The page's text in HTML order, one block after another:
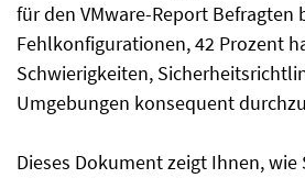
für den VMware-Report Befragten
Fehlkonfigurationen, 42 Prozent
Schwierigkeiten,
Umgebungen konsequent
Dieses Dokument zeigt Ihnen, wie